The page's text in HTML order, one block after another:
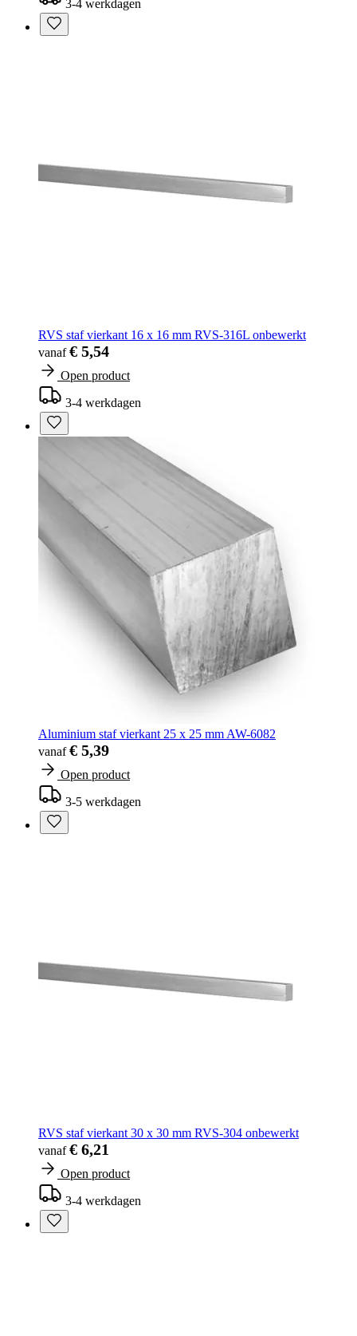
3-4 werkdagen
RVS staf vierkant 16 x 16 mm RVS-316L onbewerkt
vanaf€ 5,54
Open product
3-4 werkdagen
Aluminium staf vierkant 25 x 25 mm AW-6082
vanaf€ 5,39
Open product
3-5 werkdagen
RVS staf vierkant 30 x 30 mm RVS-304 onbewerkt
vanaf€ 6,21
Open product
3-4 werkdagen